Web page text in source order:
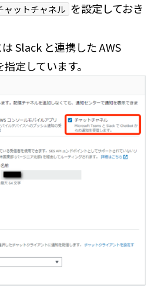
ャットチャネル を設定しておき
Slack と連携した AWS
定しています。